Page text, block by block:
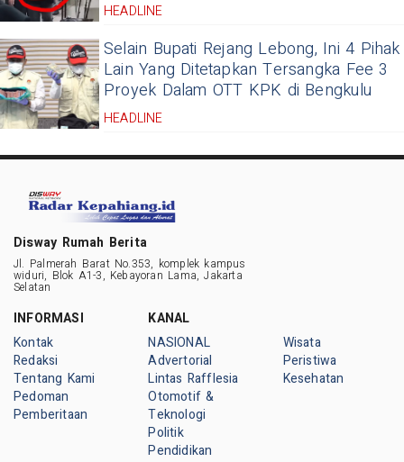
HEADLINE
Selain Bupati Rejang Lebong, Ini 4 Pihak
Lain Yang Ditetapkan Tersangka Fee 3
Proyek Dalam OTT KPK di Bengkulu
HEADLINE
Disway Rumah Berita
Jl. Palmerah Barat No.353, komplek kampus
widuri, Blok A1-3, Kebayoran Lama, Jakarta
Selatan
INFORMASI
Kontak
Redaksi
Tentang Kami
Pedoman
Pemberitaan
KANAL
NASIONAL
Advertorial
Lintas Rafflesia
Otomotif &
Teknologi
Politik
Pendidikan
Wisata
Peristiwa
Kesehatan